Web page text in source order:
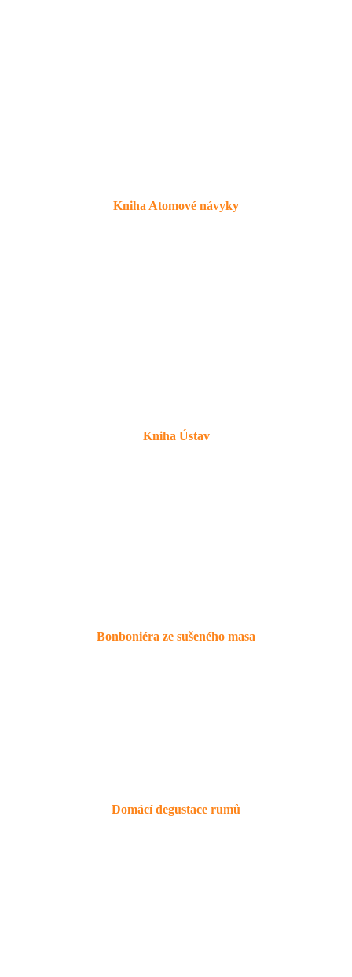
Kniha Atomové návyky
Kniha Ústav
Bonboniéra ze sušeného masa
Domácí degustace rumů